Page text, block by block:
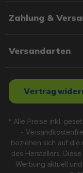
Designs und
See.
Dein Allrounder im
Die Bestway®
Zahlung &
Versandarten
Vertrag
* Alle Preise inkl.
-
beziehen sich auf die
des Herstellers.
Werbung aktuell